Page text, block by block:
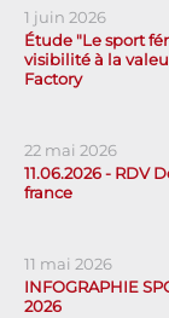
1 juin 2026
Étude "Le sport
visibilité à la
Factory
22 mai 2026
11.06.2026 - RDV
france
11 mai 2026
INFOGRAPHIE
2026